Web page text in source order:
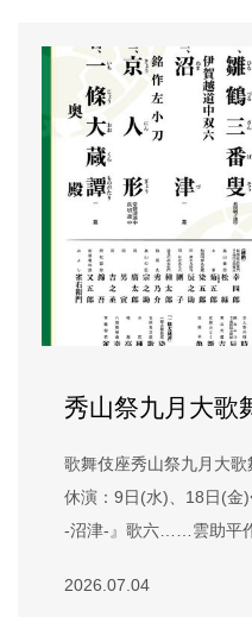
秀山祭九月大歌
歌舞伎座秀山祭九月大
休演：9日(水)、18日(
-沼津-』歌六……雲助平
2026.07.04